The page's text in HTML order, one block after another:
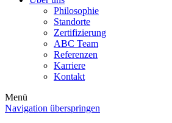
Philosophie
Standorte
Zertifizierung
ABC Team
Referenzen
Karriere
Kontakt
Menü
Navigation überspringen